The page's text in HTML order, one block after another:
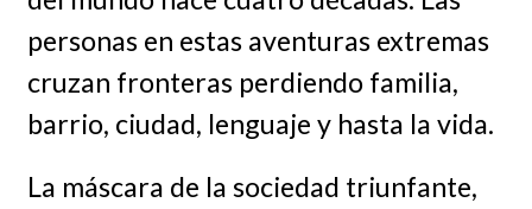
personas en estas aventuras extremas
cruzan fronteras perdiendo familia,
barrio, ciudad, lenguaje y hasta la vida.
La máscara de la sociedad triunfante,